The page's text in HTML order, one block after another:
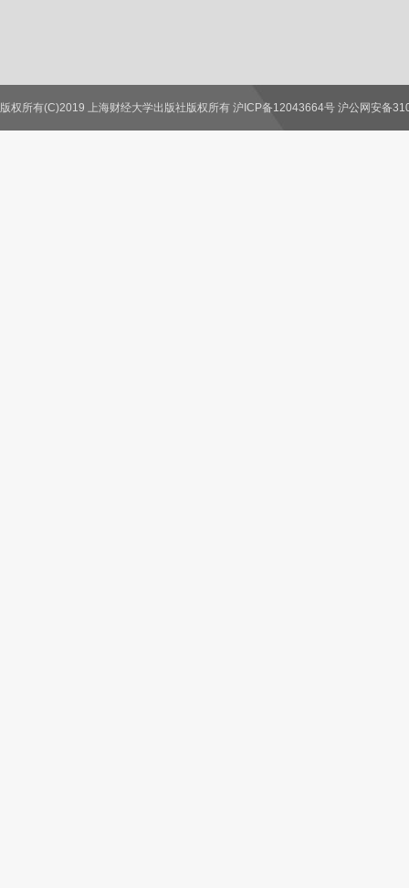
版权所有(C)2019 上海财经大学出版社版权所有 沪ICP备12043664号 沪公网安备